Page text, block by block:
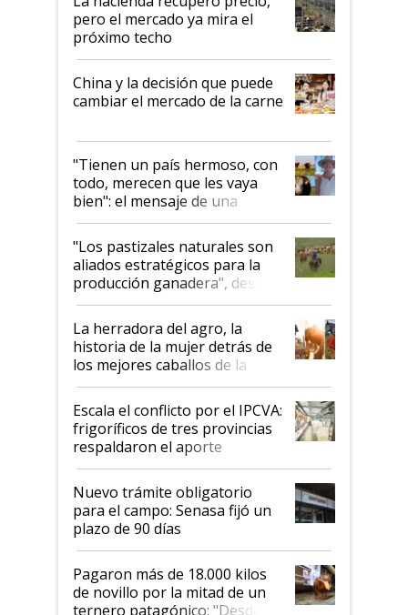
pero el mercado ya mira el
próximo techo
China y la decisión que puede
cambiar el mercado de la carne
"Tienen un país hermoso, con
todo, merecen que les vaya
bien": el mensaje de una
ganadera uruguaya sobre las
oportunidades que se abren
para el agro en Argentina, con
foco en la carne
"Los pastizales naturales son
aliados estratégicos para la
producción ganadera", destaca
la iniciativa que ya reúne a 46
establecimientos en Argentina
La herradora del agro, la
historia de la mujer detrás de
los mejores caballos de la
Argentina y los mitos que
todavía hacen sufrir a estos
animales: "Mientras me
descalificaban, yo seguí
haciendo currículum"
Escala el conflicto por el IPCVA:
frigoríficos de tres provincias
respaldaron el aporte
obligatorio
Nuevo trámite obligatorio
para el campo: Senasa fijó un
plazo de 90 días
Pagaron más de 18.000 kilos
de novillo por la mitad de un
ternero patagónico: "Desde